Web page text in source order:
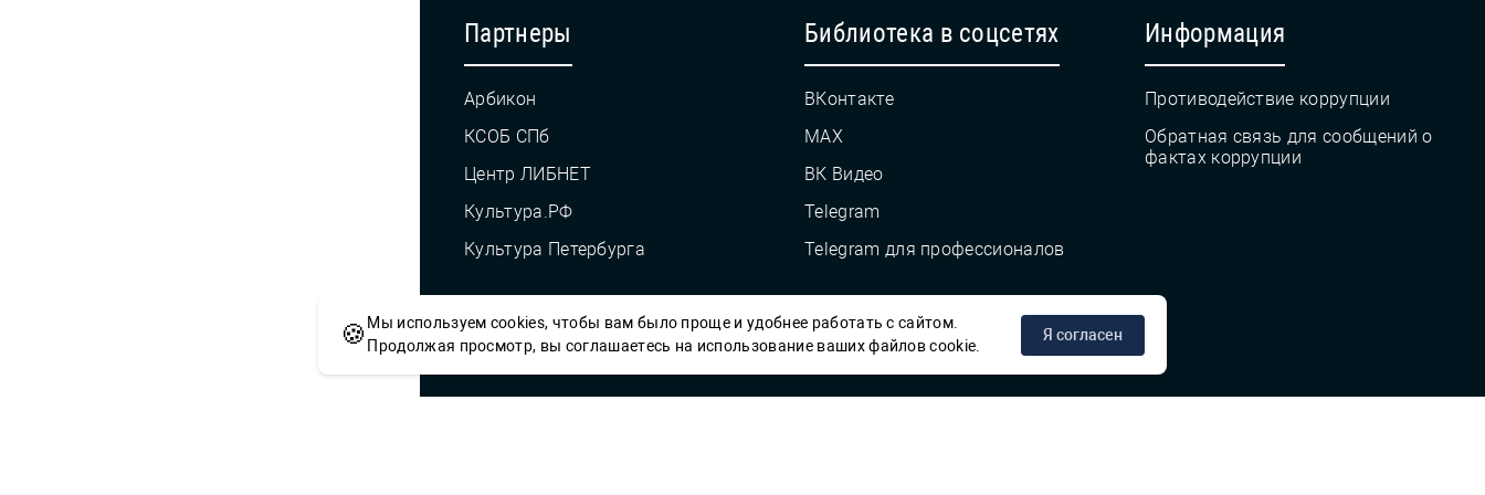
Партнеры
Арбикон
КСОБ СПб
Центр ЛИБНЕТ
Культура.РФ
Культура Петербурга
Библиотека в соцсетях
ВКонтакте
MAX
ВК Видео
Telegram
Telegram для профессионалов
Информация
Противодействие коррупции
Обратная связь для сообщений о
фактах коррупции
© СПб ГБУК ГСЦБС, 2012-2026 гг.
🍪 Мы используем cookies, чтобы вам было проще и удобнее работать с сайтом.
Продолжая просмотр, вы соглашаетесь на использование ваших файлов cookie.
Я согласен